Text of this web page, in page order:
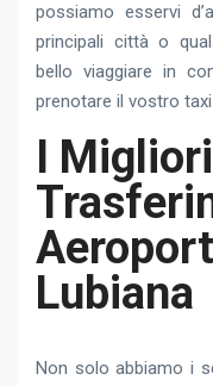
possiamo esservi
principali città o
bello viaggiare in
prenotare il vostro
I Migliori
Lubiana
Non solo abbiamo i